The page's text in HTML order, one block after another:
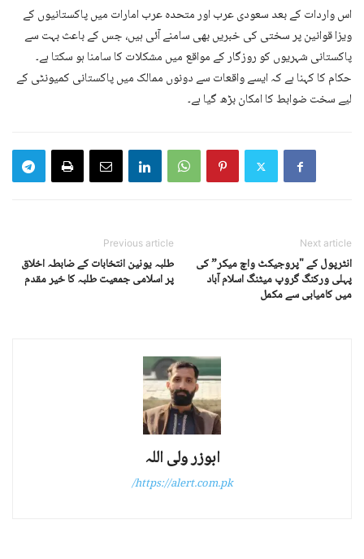
اس واردات کے بعد سعودی عرب اور متحدہ عرب امارات میں پاکستانیوں کے
ویزا قوانین پر سختی کی خبریں بھی سامنے آئی ہیں، جس کے باعث بہت سے
پاکستانی شہریوں کو روزگار کے مواقع میں مشکلات کا سامنا ہو سکتا ہے۔
حکام کا کہنا ہے کہ ایسے واقعات سے دونوں ممالک میں پاکستانی کمیونٹی کے
لیے سخت ضوابط کا امکان بڑھ گیا ہے۔
Previous article
طلبہ یونین انتخابات کے ضابطہ اخلاق
پر اسلامی جمعیت طلبہ کا خیر مقدم
Next article
انٹرپول کے "پروجیکٹ واچ میکر” کی
پہلی ورکنگ گروپ میٹنگ اسلام آباد
میں کامیابی سے مکمل
ابوزر ولی اللہ
https://alert.com.pk/